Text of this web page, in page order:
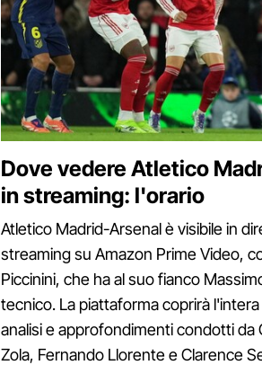
Dove vedere Atletico
in streaming: l'orario
Atletico Madrid-Arsenal è visibile in
streaming su Amazon Prime Video,
Piccinini, che ha al suo fianco
tecnico. La piattaforma coprirà
analisi e approfondimenti condotti da
Zola, Fernando Llorente e Clarence